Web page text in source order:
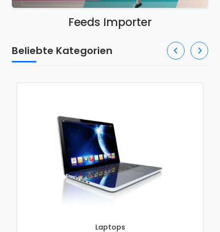
Feeds Importer
Beliebte Kategorien
Laptops